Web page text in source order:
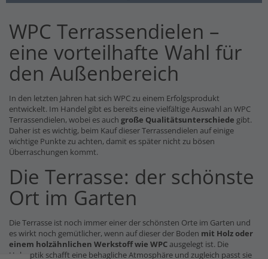
WPC Terrassendielen –
eine vorteilhafte Wahl für
den Außenbereich
In den letzten Jahren hat sich WPC zu einem Erfolgsprodukt
entwickelt. Im Handel gibt es bereits eine vielfältige Auswahl an WPC
Terrassendielen, wobei es auch große Qualitätsunterschiede gibt.
Daher ist es wichtig, beim Kauf dieser Terrassendielen auf einige
wichtige Punkte zu achten, damit es später nicht zu bösen
Überraschungen kommt.
Die Terrasse: der schönste
Ort im Garten
Die Terrasse ist noch immer einer der schönsten Orte im Garten und
es wirkt noch gemütlicher, wenn auf dieser der Boden mit Holz oder
einem holzähnlichen Werkstoff wie WPCausgelegt ist. Die
Holzoptik schafft eine behagliche Atmosphäre und zugleich passt sie